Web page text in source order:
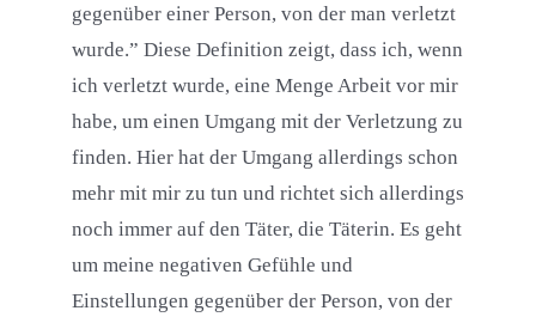
gegenüber einer Person, von der man verletzt
wurde.” Diese Definition zeigt, dass ich, wenn
ich verletzt wurde, eine Menge Arbeit vor mir
habe, um einen Umgang mit der Verletzung zu
finden. Hier hat der Umgang allerdings schon
mehr mit mir zu tun und richtet sich allerdings
noch immer auf den Täter, die Täterin. Es geht
um meine negativen Gefühle und
Einstellungen gegenüber der Person, von der